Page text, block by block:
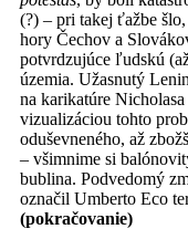
(?) – pri takej ťažbe
hory Čechov a
potvrdzujúce ľudskú
územia. Užasnutý
na karikatúre
vizualizáciou tohto
oduševneného, až
– všimnime si
bublina. Podvedomý
označil Umberto Eco
(pokračovanie)